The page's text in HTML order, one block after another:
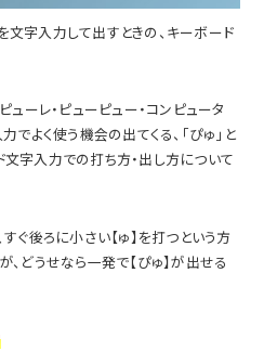
字入力して出すときの、キーボード
ューレ・ピューピュー・コンピュータ
でよく使う機会の出てくる、「ぴゅ」と
字入力での打ち方・出し方について
ぐ後ろに小さい【ゅ】を打つという方
、どうせなら一発で【ぴゅ】が出せる